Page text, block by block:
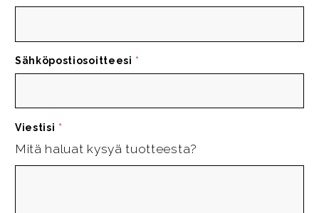
Sähköpostiosoitteesi *
Viestisi *
Mitä haluat kysyä tuotteesta?